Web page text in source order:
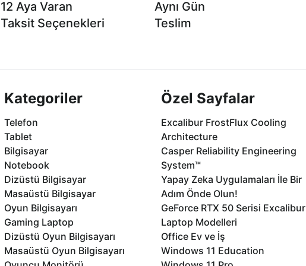
12 Aya Varan
Taksit Seçenekleri
Aynı Gün
Teslim
Kategoriler
Telefon
Tablet
Bilgisayar
Notebook
Dizüstü Bilgisayar
Masaüstü Bilgisayar
Oyun Bilgisayarı
Gaming Laptop
Dizüstü Oyun Bilgisayarı
Masaüstü Oyun Bilgisayarı
Özel Sayfalar
Excalibur FrostFlux Cooling
Architecture
Casper Reliability Engineering
System™
Yapay Zeka Uygulamaları İle Bir
Adım Önde Olun!
GeForce RTX 50 Serisi Excalibur
Laptop Modelleri
Office Ev ve İş
Windows 11 Education